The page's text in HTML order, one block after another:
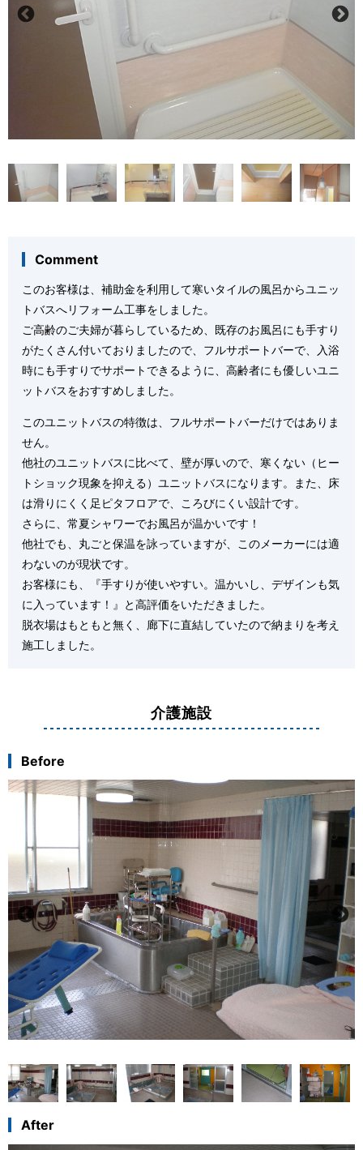
Comment
このお客様は、補助金を利用して寒いタイルの風呂からユニッ
トバスへリフォーム工事をしました。
ご高齢のご夫婦が暮らしているため、既存のお風呂にも手すり
がたくさん付いておりましたので、フルサポートバーで、入浴
時にも手すりでサポートできるように、高齢者にも優しいユニ
ットバスをおすすめしました。
このユニットバスの特徴は、フルサポートバーだけではありま
せん。
他社のユニットバスに比べて、壁が厚いので、寒くない（ヒー
トショック現象を抑える）ユニットバスになります。また、床
は滑りにくく足ピタフロアで、ころびにくい設計です。
さらに、常夏シャワーでお風呂が温かいです！
他社でも、丸ごと保温を詠っていますが、このメーカーには適
わないのが現状です。
お客様にも、『手すりが使いやすい。温かいし、デザインも気
に入っています！』と高評価をいただきました。
脱衣場はもともと無く、廊下に直結していたので納まりを考え
施工しました。
介護施設
Before
After